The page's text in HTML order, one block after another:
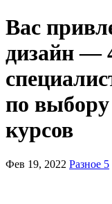
Вас
дизайн —
по
курсов
Фев 19, 2022 Разное 5